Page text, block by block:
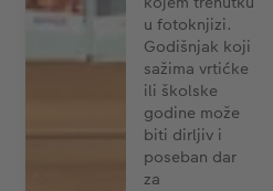
u fotoknjizi.
Godišnjak koji
sažima vrtićke
ili školske
godine može
biti dirljiv i
poseban dar
za